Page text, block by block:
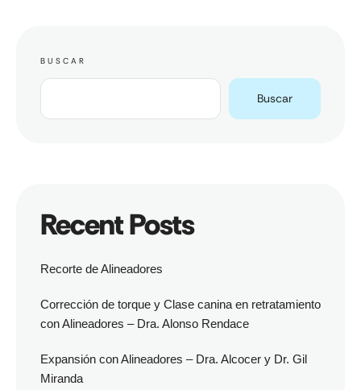
BUSCAR
Buscar
Recent Posts
Recorte de Alineadores
Corrección de torque y Clase canina en retratamiento
con Alineadores – Dra. Alonso Rendace
Expansión con Alineadores – Dra. Alcocer y Dr. Gil
Miranda